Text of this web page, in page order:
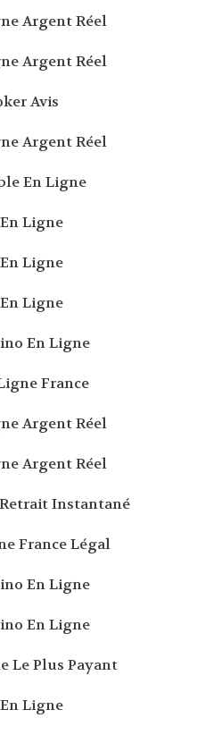
Argent Réel
Argent Réel
Avis
Argent Réel
En Ligne
Ligne
Ligne
Ligne
En Ligne
France
Argent Réel
Argent Réel
Instantané
France Légal
En Ligne
En Ligne
Le Plus Payant
Ligne